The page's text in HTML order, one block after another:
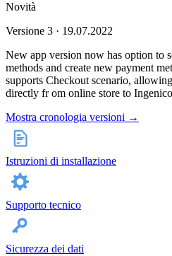
Novità
Versione 3 · 19.07.2022
New app version now has option to
methods and create new payment
supports Checkout scenario,
directly fr om online store to
Mostra cronologia versioni →
Istruzioni di installazione
Supporto tecnico
Sicurezza dei dati